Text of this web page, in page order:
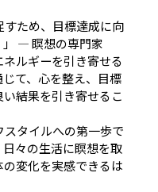
すため、目標達成に向
」 — 瞑想の専門家
ルギーを引き寄せる
て、心を整え、目標
結果を引き寄せるこ
タイルへの第一歩で
々の生活に瞑想を取
変化を実感できるは